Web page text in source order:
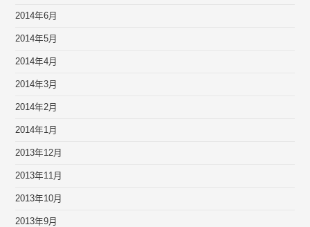
2014年6月
2014年5月
2014年4月
2014年3月
2014年2月
2014年1月
2013年12月
2013年11月
2013年10月
2013年9月